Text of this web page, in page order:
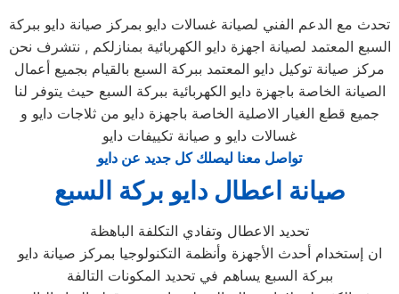
تحدث مع الدعم الفني لصيانة غسالات دايو بمركز صيانة دايو ببركة
السبع المعتمد لصيانة اجهزة دايو الكهربائية بمنازلكم , نتشرف نحن
مركز صيانة توكيل دايو المعتمد ببركة السبع بالقيام بجميع أعمال
الصيانة الخاصة باجهزة دايو الكهربائية ببركة السبع حيث يتوفر لنا
جميع قطع الغيار الاصلية الخاصة باجهزة دايو من ثلاجات دايو و
غسالات دايو و صيانة تكييفات دايو
تواصل معنا ليصلك كل جديد عن دايو
صيانة اعطال دايو بركة السبع
تحديد الاعطال وتفادي التكلفة الباهظة
ان إستخدام أحدث الأجهزة وأنظمة التكنولوجيا بمركز صيانة دايو
ببركة السبع يساهم في تحديد المكونات التالفة